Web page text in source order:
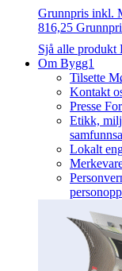
Grunnpris inkl.
816,25
Sjå alle produkt
Om Bygg1
Tilsette
Kontakt
Presse
Etikk,
Lokalt